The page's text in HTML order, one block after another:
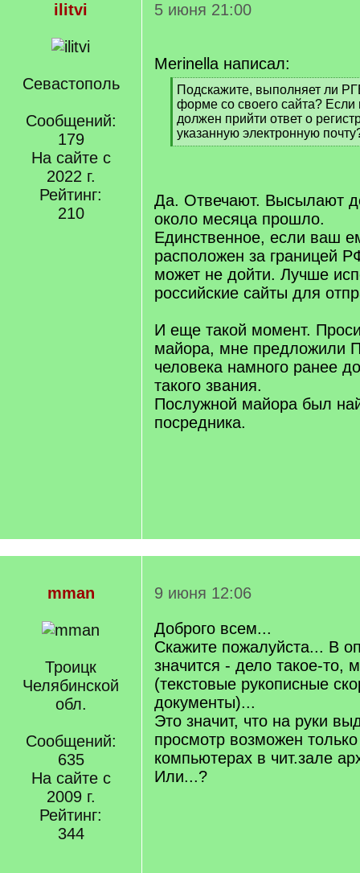
ilitvi
Севастополь
Сообщений:
179
На сайте с
2022 г.
Рейтинг:
210
5 июня 21:00
Merinella написал:
[
q
]
Подскажите, выполняет ли
форме со своего сайта? Если
должен прийти ответ о
указанную электронную
[
Да. Отвечают. Высылают
около месяца прошло.
Единственное, если ваш
расположен за границей
может не дойти. Лучше
российские сайты для
И еще такой момент.
майора, мне предложили
человека намного ранее
такого звания.
Послужной майора был
посредника.
mman
Троицк
Челябинской
обл.
Сообщений:
635
На сайте с
2009 г.
Рейтинг:
344
9 июня 12:06
Доброго всем...
Скажите пожалуйста... В
значится - дело такое-то,
(текстовые рукописные
документы)...
Это значит, что на руки
просмотр возможен
компьютерах в чит.зале
Или...?